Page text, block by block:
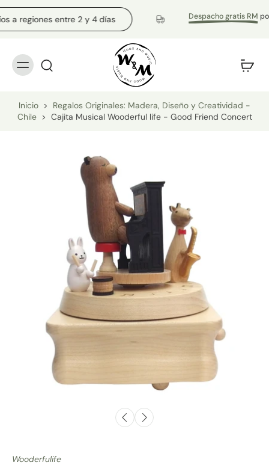
a regiones entre 2 y 4 días Despacho gratis RMpor
Inicio >
Regalos Originales: Madera, Diseño y Creatividad -
Chile > Cajita Musical Wooderful life - Good Friend Concert
Wooderfulife